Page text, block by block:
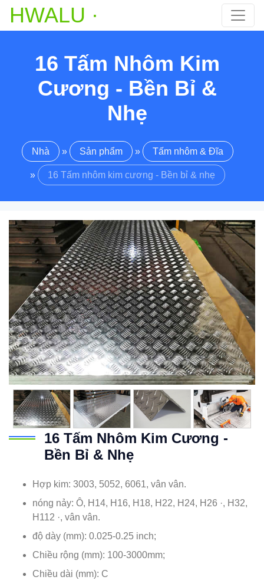
HWALU ·
16 Tấm Nhôm Kim
Cương - Bền Bỉ &
Nhẹ
Nhà » Sản phẩm » Tấm nhôm & Đĩa
» 16 Tấm nhôm kim cương - Bền bỉ & nhẹ
16 Tấm Nhôm Kim Cương -
Bền Bỉ & Nhẹ
Hợp kim: 3003, 5052, 6061, vân vân.
nóng nảy: Ô, H14, H16, H18, H22, H24, H26 ·, H32,
H112 ·, vân vân.
độ dày (mm): 0.025-0.25 inch;
Chiều rộng (mm): 100-3000mm;
Chiều dài (mm): C